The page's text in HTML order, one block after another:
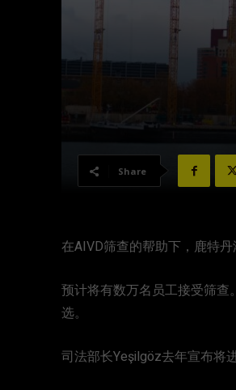
Share
在AIVD筛查的帮助下，鹿特
预计将有数万名员工接受筛
选。
司法部长Yeşilgöz去年宣布将